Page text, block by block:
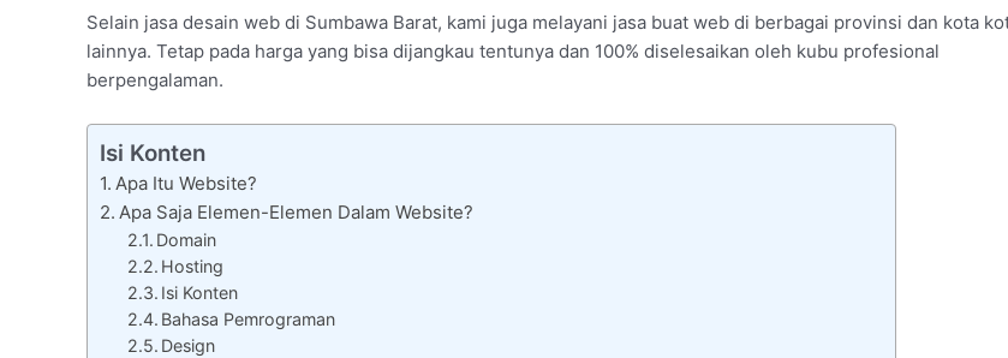
Selain jasa desain web di Sumbawa Barat, kami juga melayani jasa buat web di berbagai provinsi dan kota
lainnya. Tetap pada harga yang bisa dijangkau tentunya dan 100% diselesaikan oleh kubu profesional
berpengalaman.
Isi Konten
Apa Itu Website?
Apa Saja Elemen-Elemen Dalam Website?
Domain
Hosting
Isi Konten
Bahasa Pemrograman
Design